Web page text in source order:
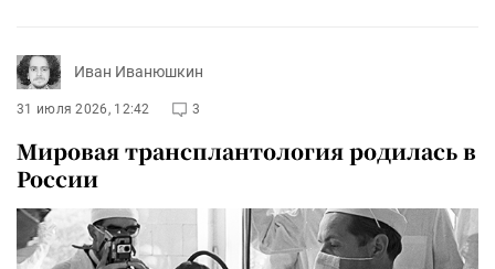
Иван Иванюшкин
31 июля 2026, 12:42 3
Мировая трансплантология родилась в
России